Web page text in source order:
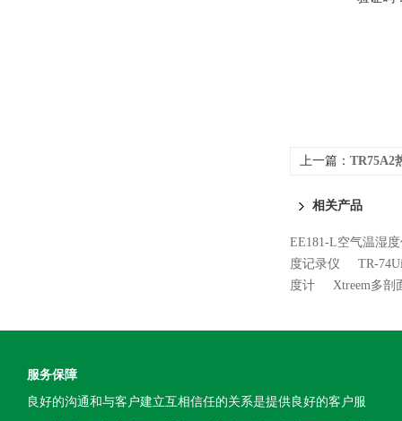
上一篇： TR75A2
相关产品
EE181-L空气温湿
度记录仪
TR-
度计
Xtreem多剖
服务保障
良好的沟通和与客户建立互相信任的关系是提供良好的客户服